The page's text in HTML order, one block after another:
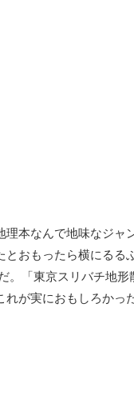
本なんで地味なジャ
おもったら横にるる
。「東京スリバチ地形
が実におもしろかった